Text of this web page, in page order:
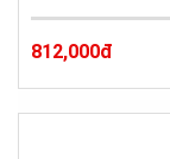
812,000đ